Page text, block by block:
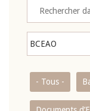
- Tous -